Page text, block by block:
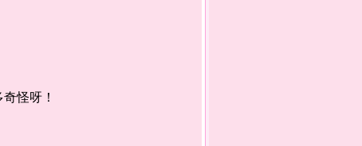
怪呀！